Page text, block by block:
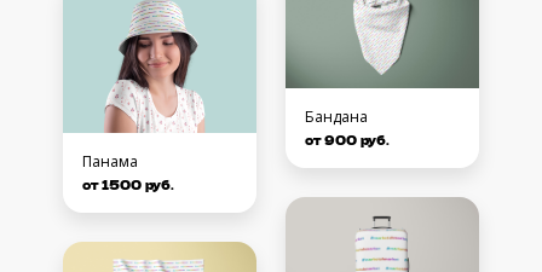
Панама
от 1500 руб.
Бандана
от 900 руб.